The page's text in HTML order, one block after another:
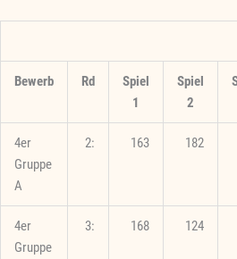
Bewerb Rd
Spiel
1
Spiel
2
4er
Gruppe
A
2: 163 182
4er
Gruppe
3: 168 124